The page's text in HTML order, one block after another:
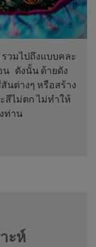
วมไปถึงแบบคละ
น ดังนั้น ด้ายดัง
นต่างๆ หรือสร้าง
สีไม่ตก ไม่ทำให้
ท่าน
ะห์